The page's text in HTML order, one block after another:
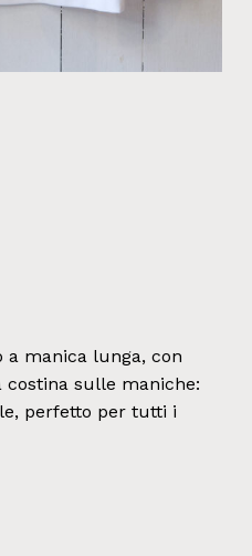
a manica lunga, con
sulle maniche:
perfetto per tutti i